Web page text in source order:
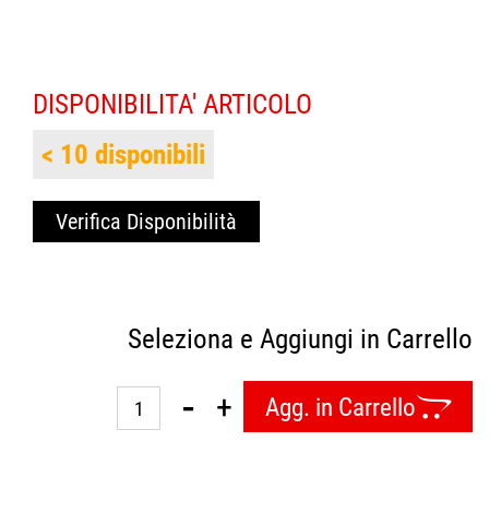
DISPONIBILITA' ARTICOLO
Verifica Disponibilità
< 10 disponibili
Seleziona e Aggiungi in Carrello
Quantità
Agg. in Carrello